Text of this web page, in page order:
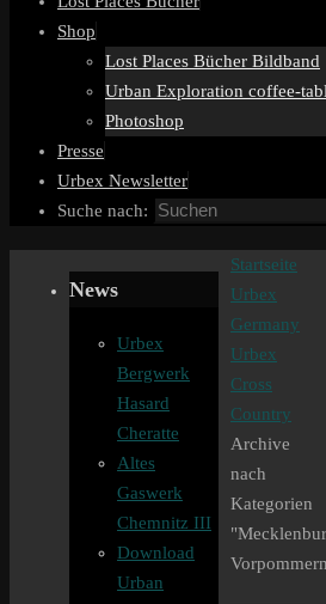
Shop
Lost Places Bücher Bildband
Urban Exploration coffee-
Photoshop
Presse
Urbex Newsletter
Suche nach:
Startseite
Urbex
Germany
Urbex
Cross
Country
Archive
nach
Kategorien
News
Urbex
Bergwerk
Hasard
Cheratte
Altes
Gaswerk
Chemnitz III
Download
Urban